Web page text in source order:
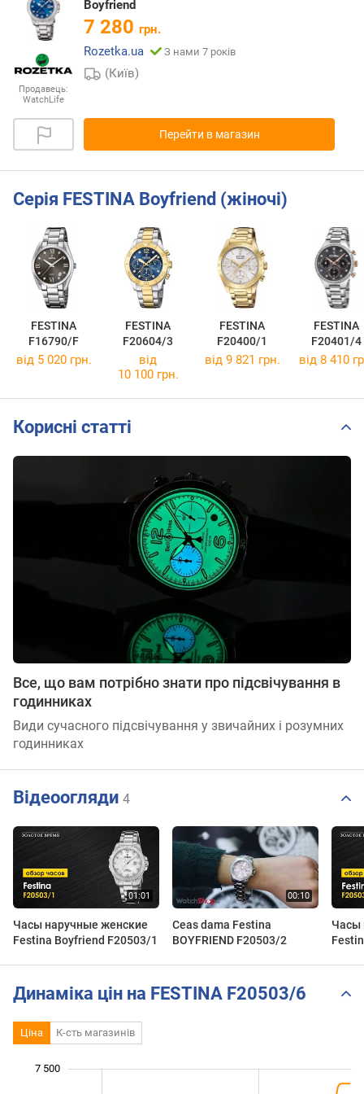
Продавець:
WatchLife
Boyfriend
7 280 грн.
Rozetka.ua
З нами 7 років
(Київ)
Перейти в магазин
Серія FESTINA Boyfriend (жіночі)
FESTINA
F16790/F
FESTINA
F20604/3
FESTINA
F20400/1
FESTINA
F20401/4
від 5 020 грн.
від
10 100 грн.
від 9 821 грн. від 8 410
Корисні статті
Все, що вам потрібно знати про підсвічування в
годинниках
Види сучасного підсвічування у звичайних і розумних
годинниках
Відеоогляди 4
Часы наручные женские
Festina Boyfriend F20503/1
Ceas dama Festina
BOYFRIEND F20503/2
Часы
Динаміка цін на FESTINA F20503/6
Ціна К-сть магазинів
7 500